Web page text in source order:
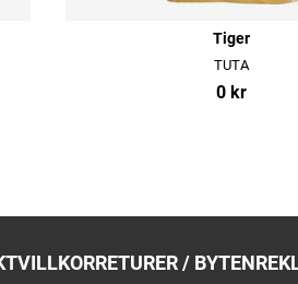
Tiger
TUTA
0 kr
RETURER / BYTEN